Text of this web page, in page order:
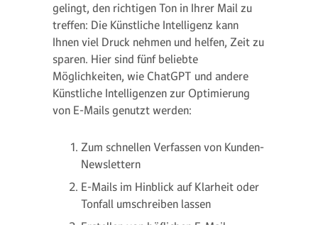
gelingt, den richtigen Ton in Ihrer Mail zu
treffen: Die Künstliche Intelligenz kann
Ihnen viel Druck nehmen und helfen, Zeit zu
sparen. Hier sind fünf beliebte
Möglichkeiten, wie ChatGPT und andere
Künstliche Intelligenzen zur Optimierung
von E-Mails genutzt werden:
Zum schnellen Verfassen von Kunden-
Newslettern
E-Mails im Hinblick auf Klarheit oder
Tonfall umschreiben lassen